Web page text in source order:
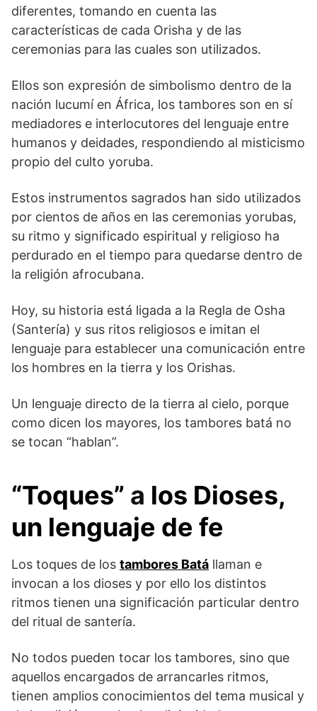
diferentes, tomando en cuenta las
características de cada Orisha y de las
ceremonias para las cuales son utilizados.
Ellos son expresión de simbolismo dentro de la
nación lucumí en África, los tambores son en sí
mediadores e interlocutores del lenguaje entre
humanos y deidades, respondiendo al misticismo
propio del culto yoruba.
Estos instrumentos sagrados han sido utilizados
por cientos de años en las ceremonias yorubas,
su ritmo y significado espiritual y religioso ha
perdurado en el tiempo para quedarse dentro de
la religión afrocubana.
Hoy, su historia está ligada a la Regla de Osha
(Santería) y sus ritos religiosos e imitan el
lenguaje para establecer una comunicación entre
los hombres en la tierra y los Orishas.
Un lenguaje directo de la tierra al cielo, porque
como dicen los mayores, los tambores batá no
se tocan “hablan”.
“Toques” a los Dioses,
un lenguaje de fe
Los toques de los tambores Batá llaman e
invocan a los dioses y por ello los distintos
ritmos tienen una significación particular dentro
del ritual de santería.
No todos pueden tocar los tambores, sino que
aquellos encargados de arrancarles ritmos,
tienen amplios conocimientos del tema musical y